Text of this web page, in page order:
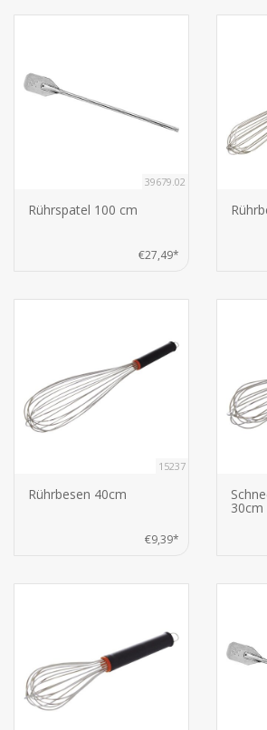
39679.02
Rührspatel 100 cm
€27,49*
15237
Rührbesen 40cm
€9,39*
30cm